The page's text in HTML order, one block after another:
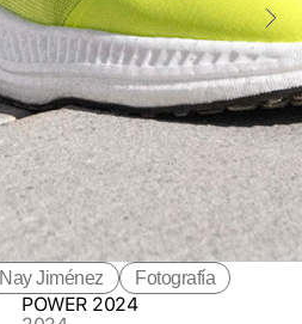
Nay Jiménez Fotografía
POWER 2024